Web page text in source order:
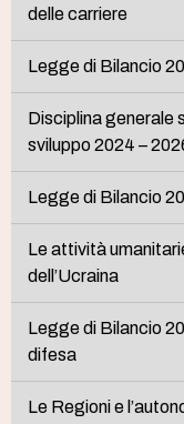
delle carriere
Legge di Bilancio
Disciplina generale
sviluppo 2024 –
Legge di Bilancio
Le attività
dell’Ucraina
Legge di Bilancio
difesa
Le Regioni e